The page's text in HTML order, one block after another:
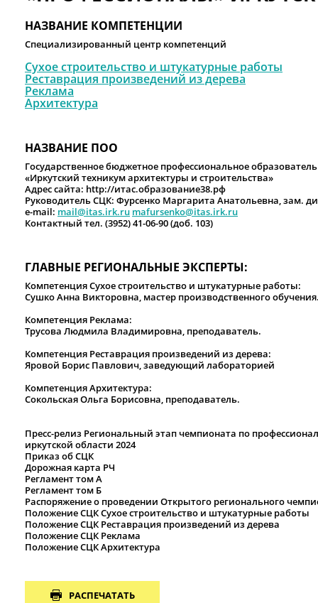
НАЗВАНИЕ КОМПЕТЕНЦИИ
Специализированный центр компетенций
Сухое строительство и штукатурные работы
Реставрация произведений из дерева
Реклама
Архитектура
НАЗВАНИЕ ПОО
Государственное бюджетное профессиональное
«Иркутский техникум архитектуры и строительства»
Адрес сайта: http://итас.образование38.рф
Руководитель CЦК: Фурсенко Маргарита Анатольевна, зам.
e-mail: mail@itas.irk.ru mafursenko@itas.irk.ru
Контактный тел. (3952) 41-06-90 (доб. 103)
ГЛАВНЫЕ РЕГИОНАЛЬНЫЕ ЭКСПЕРТЫ:
Компетенция Сухое строительство и штукатурные работы:
Сушко Анна Викторовна, мастер производственного
Компетенция Реклама:
Трусова Людмила Владимировна, преподаватель.
Компетенция Реставрация произведений из дерева:
Яровой Борис Павлович, заведующий лабораторией
Компетенция Архитектура:
Сокольская Ольга Борисовна, преподаватель.
Пресс-релиз Региональный этап чемпионата по
иркутской области 2024
Приказ об СЦК
Дорожная карта РЧ
Регламент том А
Регламент том Б
Распоряжение о проведении Открытого регионального
Положение СЦК Сухое строительство и штукатурные работы
Положение СЦК Реставрация произведений из дерева
Положение СЦК Реклама
Положение СЦК Архитектура
РАСПЕЧАТАТЬ